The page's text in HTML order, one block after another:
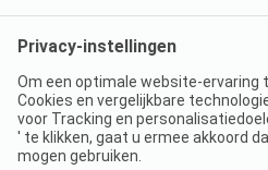
Imprint
Jouw privacy